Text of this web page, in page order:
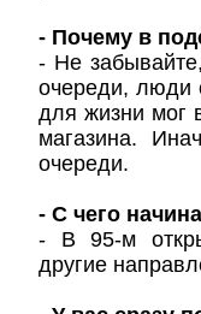
- Почему в
- Не
очереди, люди
для жизни мог
магазина.
очереди.
- С чего
- В 95-м
другие